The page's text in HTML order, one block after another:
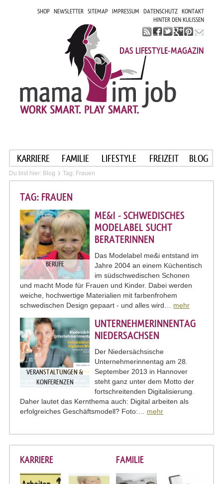
SHOP NEWSLETTER SITEMAP IMPRESSUM DATENSCHUTZ KONTAKT
HINTER DEN KULISSEN
DAS LIFESTYLE-MAGAZIN
KARRIERE FAMILIE LIFESTYLE FREIZEIT BLOG
Du bist hier: Blog Tag: Frauen
TAG: FRAUEN
BERUFE
ME&I - SCHWEDISCHES
MODELABEL SUCHT
BERATERINNEN
Das Modelabel me&i entstand im
Jahre 2004 an einem Küchentisch
im südschwedischen Schonen
und macht Mode für Frauen und Kinder. Dabei werden
weiche, hochwertige Materialien mit farbenfrohem
schwedischen Design gepaart - und alles wird… mehr
VERANSTALTUNGEN &
KONFERENZEN
UNTERNEHMERINNENTAG
NIEDERSACHSEN
Der Niedersächsische
Unternehmerinnentag am 28.
September 2013 in Hannover
steht ganz unter dem Motto der
fortschreitenden Digitalisierung.
Daher lautet das Kernthema auch: Digital arbeiten als
erfolgreiches Geschäftsmodell? Foto:… mehr
KARRIERE FAMILIE